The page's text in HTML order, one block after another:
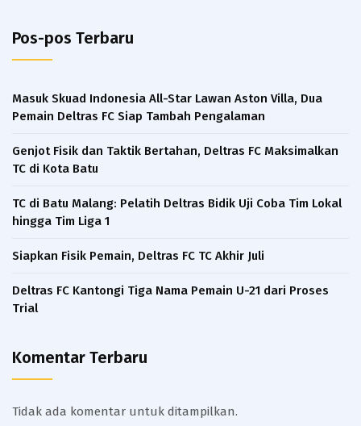
Pos-pos Terbaru
Masuk Skuad Indonesia All-Star Lawan Aston Villa, Dua
Pemain Deltras FC Siap Tambah Pengalaman​
Genjot Fisik dan Taktik Bertahan, Deltras FC Maksimalkan
TC di Kota Batu
TC di Batu Malang: Pelatih Deltras Bidik Uji Coba Tim Lokal
hingga Tim Liga 1
Siapkan Fisik Pemain, Deltras FC TC Akhir Juli
Deltras FC Kantongi Tiga Nama Pemain U-21 dari Proses
Trial ​
Komentar Terbaru
Tidak ada komentar untuk ditampilkan.